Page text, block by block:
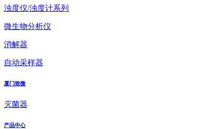
浊度仪/浊度计系列
微生物分析仪
消解器
自动采样器
厦门致微
灭菌器
产品中心